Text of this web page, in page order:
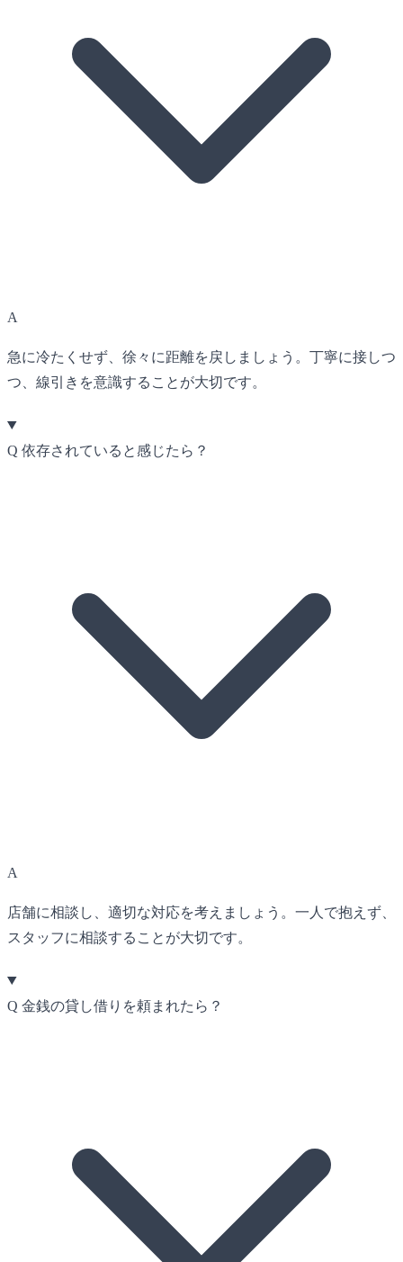
A
急に冷たくせず、徐々に距離を戻しましょう。丁寧に接しつ
つ、線引きを意識することが大切です。
Q 依存されていると感じたら？
A
店舗に相談し、適切な対応を考えましょう。一人で抱えず、
スタッフに相談することが大切です。
Q 金銭の貸し借りを頼まれたら？